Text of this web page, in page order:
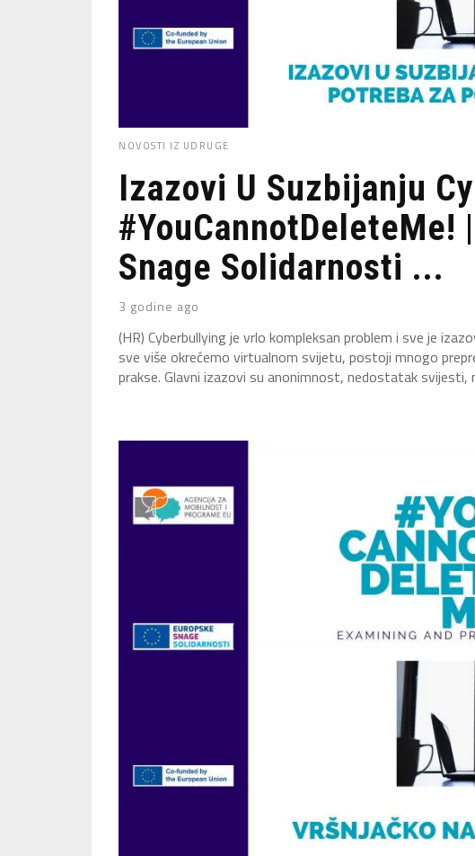
NOVOSTI IZ UDRUGE
Izazovi U Suzbijanju
#YouCannotDeleteMe!
Snage Solidarnosti ...
3 godine ago
(HR) Cyberbullying je vrlo kompleksan problem i sve je
sve više okrećemo virtualnom svijetu, postoji mnogo
prakse. Glavni izazovi su anonimnost, nedostatak svijesti,